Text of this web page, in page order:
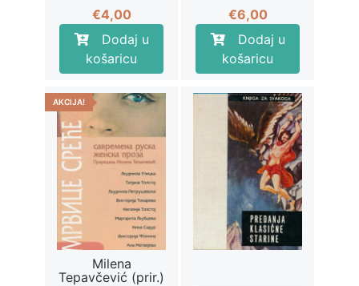
€4,00
Dodaj u
košaricu
€6,00
Dodaj u
košaricu
AKCIJA!
Milena
Tepavčević (prir.)